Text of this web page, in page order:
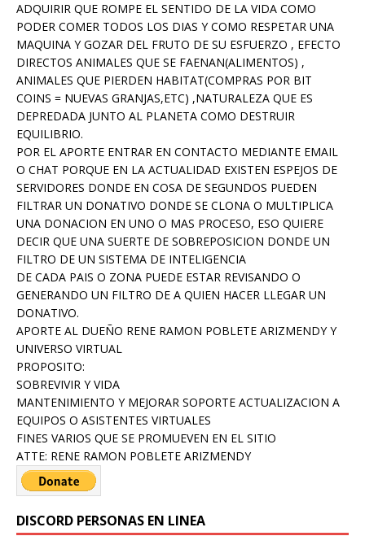
ADQUIRIR QUE ROMPE EL SENTIDO DE LA VIDA COMO
PODER COMER TODOS LOS DIAS Y COMO RESPETAR UNA
MAQUINA Y GOZAR DEL FRUTO DE SU ESFUERZO , EFECTO
DIRECTOS ANIMALES QUE SE FAENAN(ALIMENTOS) ,
ANIMALES QUE PIERDEN HABITAT(COMPRAS POR BIT
COINS = NUEVAS GRANJAS,ETC) ,NATURALEZA QUE ES
DEPREDADA JUNTO AL PLANETA COMO DESTRUIR
EQUILIBRIO.
POR EL APORTE ENTRAR EN CONTACTO MEDIANTE EMAIL
O CHAT PORQUE EN LA ACTUALIDAD EXISTEN ESPEJOS DE
SERVIDORES DONDE EN COSA DE SEGUNDOS PUEDEN
FILTRAR UN DONATIVO DONDE SE CLONA O MULTIPLICA
UNA DONACION EN UNO O MAS PROCESO, ESO QUIERE
DECIR QUE UNA SUERTE DE SOBREPOSICION DONDE UN
FILTRO DE UN SISTEMA DE INTELIGENCIA
DE CADA PAIS O ZONA PUEDE ESTAR REVISANDO O
GENERANDO UN FILTRO DE A QUIEN HACER LLEGAR UN
DONATIVO.
APORTE AL DUEÑO RENE RAMON POBLETE ARIZMENDY Y
UNIVERSO VIRTUAL
PROPOSITO:
SOBREVIVIR Y VIDA
MANTENIMIENTO Y MEJORAR SOPORTE ACTUALIZACION A
EQUIPOS O ASISTENTES VIRTUALES
FINES VARIOS QUE SE PROMUEVEN EN EL SITIO
ATTE: RENE RAMON POBLETE ARIZMENDY
DISCORD PERSONAS EN LINEA